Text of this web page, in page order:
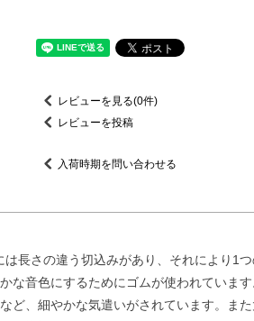
レビューを見る(0件)
レビューを投稿
入荷時期を問い合わせる
長さの違う切込みがあり、それにより1つ
音色にするためにゴムが使われています
ど、細やかな気遣いがされています。ま